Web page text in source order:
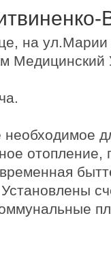
на ул.Марии
Медицинский
отопление,